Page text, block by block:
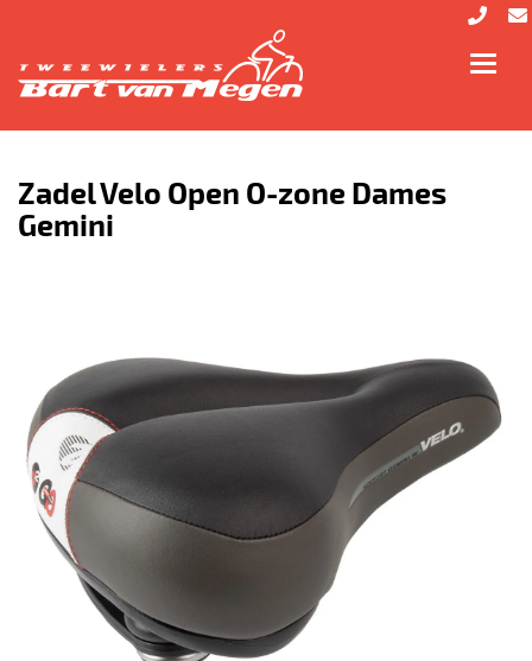
Zadel Velo Open O-zone Dames
Gemini